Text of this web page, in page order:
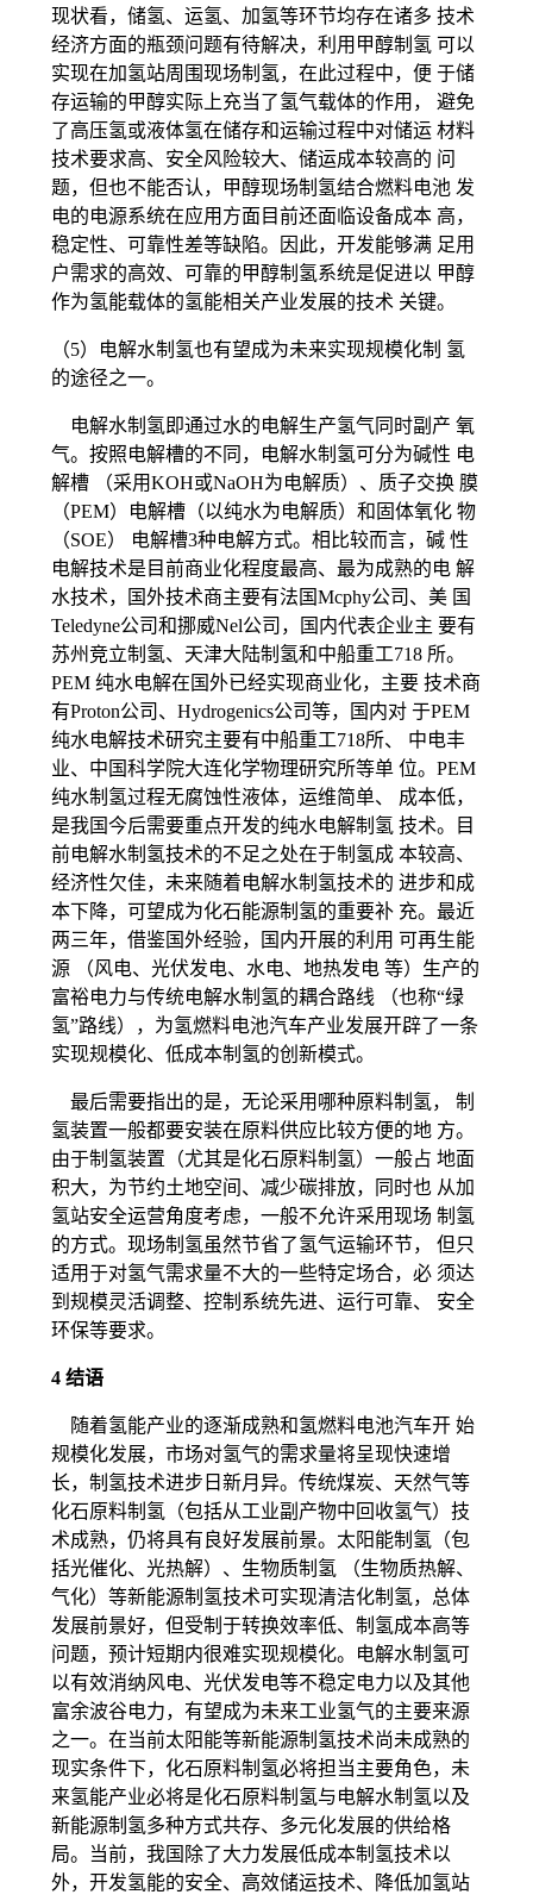
现状看，储氢、运氢、加氢等环节均存在诸多 技术
经济方面的瓶颈问题有待解决，利用甲醇制氢 可以
实现在加氢站周围现场制氢，在此过程中，便 于储
存运输的甲醇实际上充当了氢气载体的作用， 避免
了高压氢或液体氢在储存和运输过程中对储运 材料
技术要求高、安全风险较大、储运成本较高的 问
题，但也不能否认，甲醇现场制氢结合燃料电池 发
电的电源系统在应用方面目前还面临设备成本 高，
稳定性、可靠性差等缺陷。因此，开发能够满 足用
户需求的高效、可靠的甲醇制氢系统是促进以 甲醇
作为氢能载体的氢能相关产业发展的技术 关键。
（5）电解水制氢也有望成为未来实现规模化制 氢
的途径之一。
电解水制氢即通过水的电解生产氢气同时副产 氧
气。按照电解槽的不同，电解水制氢可分为碱性 电
解槽 （采用KOH或NaOH为电解质）、质子交换 膜
（PEM）电解槽（以纯水为电解质）和固体氧化 物
（SOE） 电解槽3种电解方式。相比较而言，碱 性
电解技术是目前商业化程度最高、最为成熟的电 解
水技术，国外技术商主要有法国Mcphy公司、美 国
Teledyne公司和挪威Nel公司，国内代表企业主 要有
苏州竞立制氢、天津大陆制氢和中船重工718 所。
PEM 纯水电解在国外已经实现商业化，主要 技术商
有Proton公司、Hydrogenics公司等，国内对 于PEM
纯水电解技术研究主要有中船重工718所、 中电丰
业、中国科学院大连化学物理研究所等单 位。PEM
纯水制氢过程无腐蚀性液体，运维简单、 成本低，
是我国今后需要重点开发的纯水电解制氢 技术。目
前电解水制氢技术的不足之处在于制氢成 本较高、
经济性欠佳，未来随着电解水制氢技术的 进步和成
本下降，可望成为化石能源制氢的重要补 充。最近
两三年，借鉴国外经验，国内开展的利用 可再生能
源 （风电、光伏发电、水电、地热发电 等）生产的
富裕电力与传统电解水制氢的耦合路线 （也称“绿
氢”路线），为氢燃料电池汽车产业发展开辟了一条
实现规模化、低成本制氢的创新模式。
最后需要指出的是，无论采用哪种原料制氢， 制
氢装置一般都要安装在原料供应比较方便的地 方。
由于制氢装置（尤其是化石原料制氢）一般占 地面
积大，为节约土地空间、减少碳排放，同时也 从加
氢站安全运营角度考虑，一般不允许采用现场 制氢
的方式。现场制氢虽然节省了氢气运输环节， 但只
适用于对氢气需求量不大的一些特定场合，必 须达
到规模灵活调整、控制系统先进、运行可靠、 安全
环保等要求。
4 结语
随着氢能产业的逐渐成熟和氢燃料电池汽车开 始
规模化发展，市场对氢气的需求量将呈现快速增
长，制氢技术进步日新月异。传统煤炭、天然气等
化石原料制氢（包括从工业副产物中回收氢气）技
术成熟，仍将具有良好发展前景。太阳能制氢（包
括光催化、光热解）、生物质制氢 （生物质热解、
气化）等新能源制氢技术可实现清洁化制氢，总体
发展前景好，但受制于转换效率低、制氢成本高等
问题，预计短期内很难实现规模化。电解水制氢可
以有效消纳风电、光伏发电等不稳定电力以及其他
富余波谷电力，有望成为未来工业氢气的主要来源
之一。在当前太阳能等新能源制氢技术尚未成熟的
现实条件下，化石原料制氢必将担当主要角色，未
来氢能产业必将是化石原料制氢与电解水制氢以及
新能源制氢多种方式共存、多元化发展的供给格
局。当前，我国除了大力发展低成本制氢技术以
外，开发氢能的安全、高效储运技术、降低加氢站